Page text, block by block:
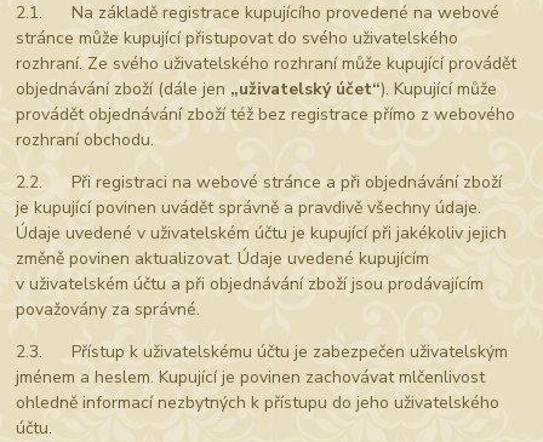
2.1. Na základě registrace kupujícího provedené na webové
stránce může kupující přistupovat do svého uživatelského
rozhraní. Ze svého uživatelského rozhraní může kupující provádět
objednávání zboží (dále jen „uživatelský účet“). Kupující může
provádět objednávání zboží též bez registrace přímo z webového
rozhraní obchodu.
2.2. Při registraci na webové stránce a při objednávání zboží
je kupující povinen uvádět správně a pravdivě všechny údaje.
Údaje uvedené v uživatelském účtu je kupující při jakékoliv jejich
změně povinen aktualizovat. Údaje uvedené kupujícím
v uživatelském účtu a při objednávání zboží jsou prodávajícím
považovány za správné.
2.3. Přístup k uživatelskému účtu je zabezpečen uživatelským
jménem a heslem. Kupující je povinen zachovávat mlčenlivost
ohledně informací nezbytných k přístupu do jeho uživatelského
účtu.